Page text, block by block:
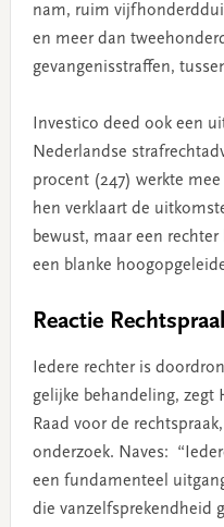
nam, ruim
en meer dan
gevangenisstraffen,
Investico deed ook een
Nederlandse
procent (247) werkte
hen verklaart de
bewust, maar een
een blanke
Reactie
Iedere rechter is
gelijke behandeling, zegt
Raad voor de
onderzoek. Naves:
een fundamenteel
die vanzelfsprekendheid